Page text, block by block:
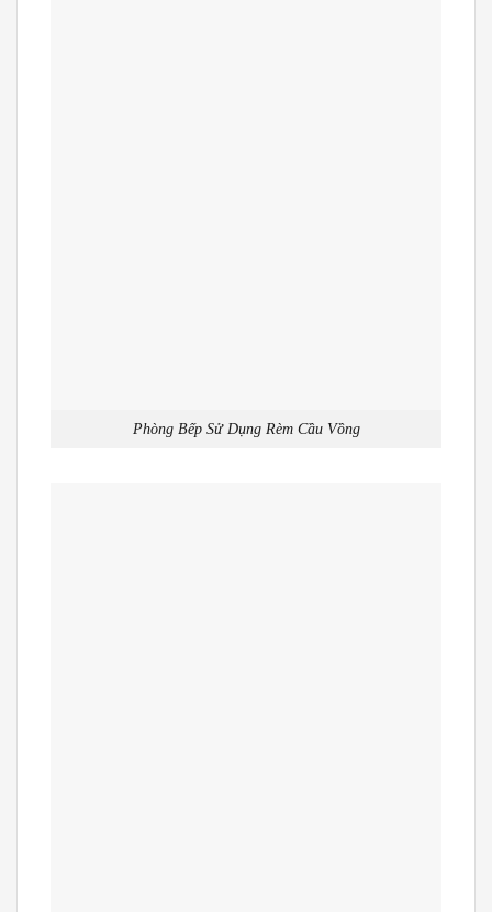
Phòng Bếp Sử Dụng Rèm Cầu Vồng